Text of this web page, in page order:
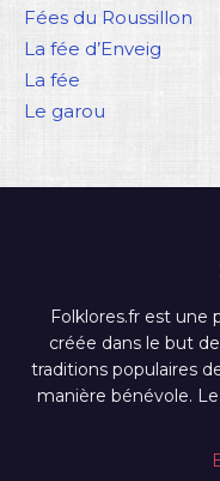
Fées du Roussillon
La fée d’Enveig
La fée
Le garou
Folklores.fr est une
créée dans le but
traditions populaires
manière bénévole.